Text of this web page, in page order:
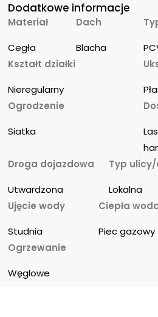
Dodatkowe informacje
Materiał
Cegła
Dach
Blacha
Kształt działki
Nieregularny
Ogrodzenie
Siatka
Droga dojazdowa
Utwardzona
Typ
Lokalna
Ujęcie wody
Studnia
Ciepła
Piec gazowy
Ogrzewanie
Węglowe